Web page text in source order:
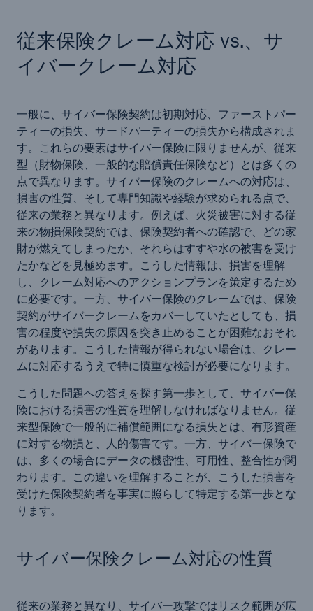
従来保険クレーム対応 vs.、サ
イバークレーム対応
一般に、サイバー保険契約は初期対応、ファーストパー
ティーの損失、サードパーティーの損失から構成されま
す。これらの要素はサイバー保険に限りませんが、従来
型（財物保険、一般的な賠償責任保険など）とは多くの
点で異なります。サイバー保険のクレームへの対応は、
損害の性質、そして専門知識や経験が求められる点で、
従来の業務と異なります。例えば、火災被害に対する従
来の物損保険契約では、保険契約者への確認で、どの家
財が燃えてしまったか、それらはすすや水の被害を受け
たかなどを見極めます。こうした情報は、損害を理解
し、クレーム対応へのアクションプランを策定するため
に必要です。一方、サイバー保険のクレームでは、保険
契約がサイバークレームをカバーしていたとしても、損
害の程度や損失の原因を突き止めることが困難なおそれ
があります。こうした情報が得られない場合は、クレー
ムに対応するうえで特に慎重な検討が必要になります。
こうした問題への答えを探す第一歩として、サイバー保
険における損害の性質を理解しなければなりません。従
来型保険で一般的に補償範囲になる損失とは、有形資産
に対する物損と、人的傷害です。一方、サイバー保険で
は、多くの場合にデータの機密性、可用性、整合性が関
わります。この違いを理解することが、こうした損害を
受けた保険契約者を事実に照らして特定する第一歩とな
ります。
サイバー保険クレーム対応の性質
従来の業務と異なり、サイバー攻撃ではリスク範囲が広